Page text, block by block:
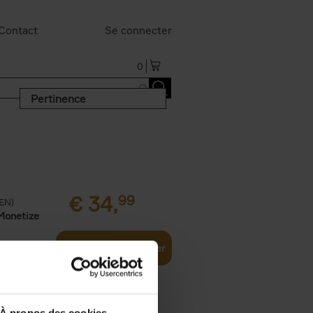
Se connecter
0
Pertinence
€ 34,99
Ajouter au panier